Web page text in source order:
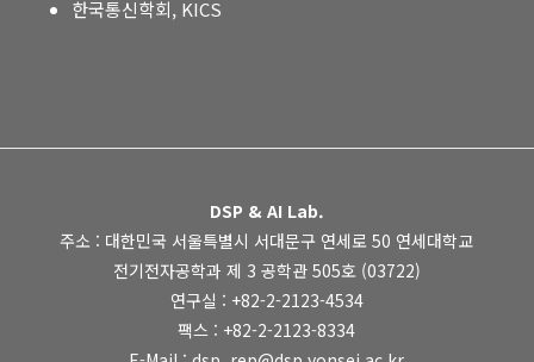
한국통신학회, KICS
DSP & AI Lab.
주소 : 대한민국 서울특별시 서대문구 연세로 50 연세대학교
전기전자공학과 제 3 공학관 505호 (03722)
연구실 : +82-2-2123-4534
팩스 : +82-2-2123-8334